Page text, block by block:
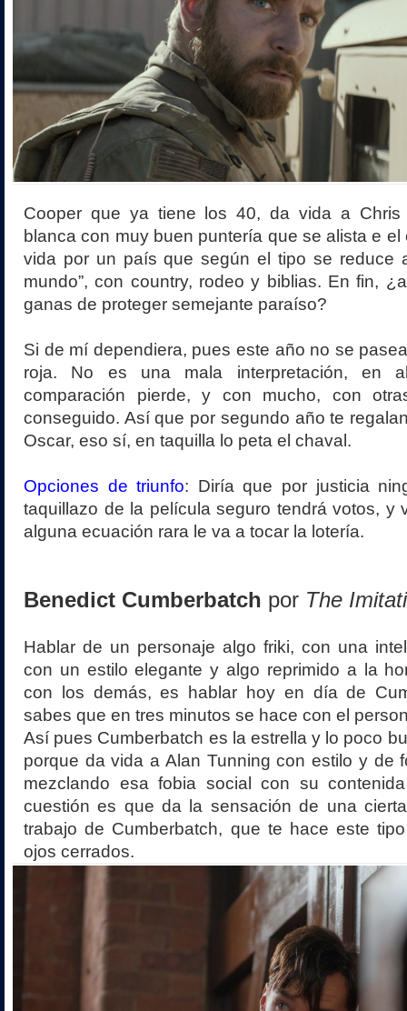
Cooper que ya tiene los 40, da vida a Chris
blanca con muy buen puntería que se alista e el
vida por un país que según el tipo se reduce
mundo”, con country, rodeo y biblias. En fin,
ganas de proteger semejante paraíso?
Si de mí dependiera, pues este año no se
roja. No es una mala interpretación, en
comparación pierde, y con mucho, con
conseguido. Así que por segundo año te
Oscar, eso sí, en taquilla lo peta el chaval.
Opciones de triunfo: Diría que por justicia
taquillazo de la película seguro tendrá votos, y
alguna ecuación rara le va a tocar la lotería.
Benedict Cumberbatch por The
Hablar de un personaje algo friki, con una
con un estilo elegante y algo reprimido a la
con los demás, es hablar hoy en día de
sabes que en tres minutos se hace con el
Así pues Cumberbatch es la estrella y lo poco
porque da vida a Alan Tunning con estilo y de
mezclando esa fobia social con su
cuestión es que da la sensación de una
trabajo de Cumberbatch, que te hace este
ojos cerrados.